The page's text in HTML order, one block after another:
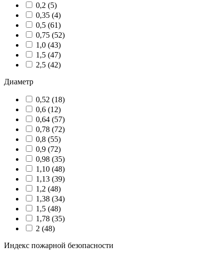
0,2 (5)
0,35 (4)
0,5 (61)
0,75 (52)
1,0 (43)
1,5 (47)
2,5 (42)
Диаметр
0,52 (18)
0,6 (12)
0,64 (57)
0,78 (72)
0,8 (55)
0,9 (72)
0,98 (35)
1,10 (48)
1,13 (39)
1,2 (48)
1,38 (34)
1,5 (48)
1,78 (35)
2 (48)
Индекс пожарной безопасности